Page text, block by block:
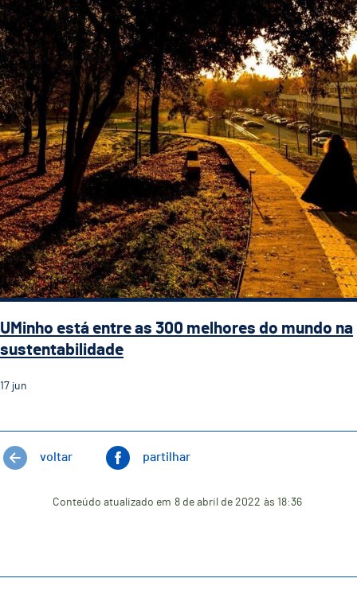
UMinho está entre as 300 melhores do mundo na
sustentabilidade
17 jun
voltar partilhar
Conteúdo atualizado em 8 de abril de 2022 às 18:36